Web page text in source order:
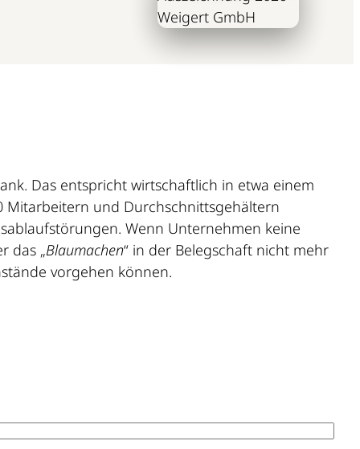
Das entspricht wirtschaftlich in etwa einem
Mitarbeitern und Durchschnittsgehältern
Wenn Unternehmen keine
das „Blaumachen“ in der Belegschaft nicht mehr
vorgehen können.